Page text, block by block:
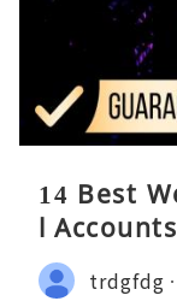
14 Best
l
trdgfdg